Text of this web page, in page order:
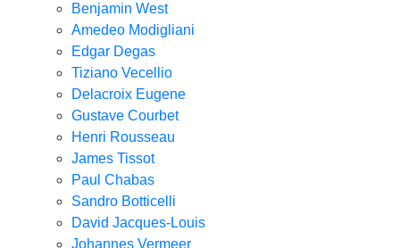
Benjamin West
Amedeo Modigliani
Edgar Degas
Tiziano Vecellio
Delacroix Eugene
Gustave Courbet
Henri Rousseau
James Tissot
Paul Chabas
Sandro Botticelli
David Jacques-Louis
Johannes Vermeer